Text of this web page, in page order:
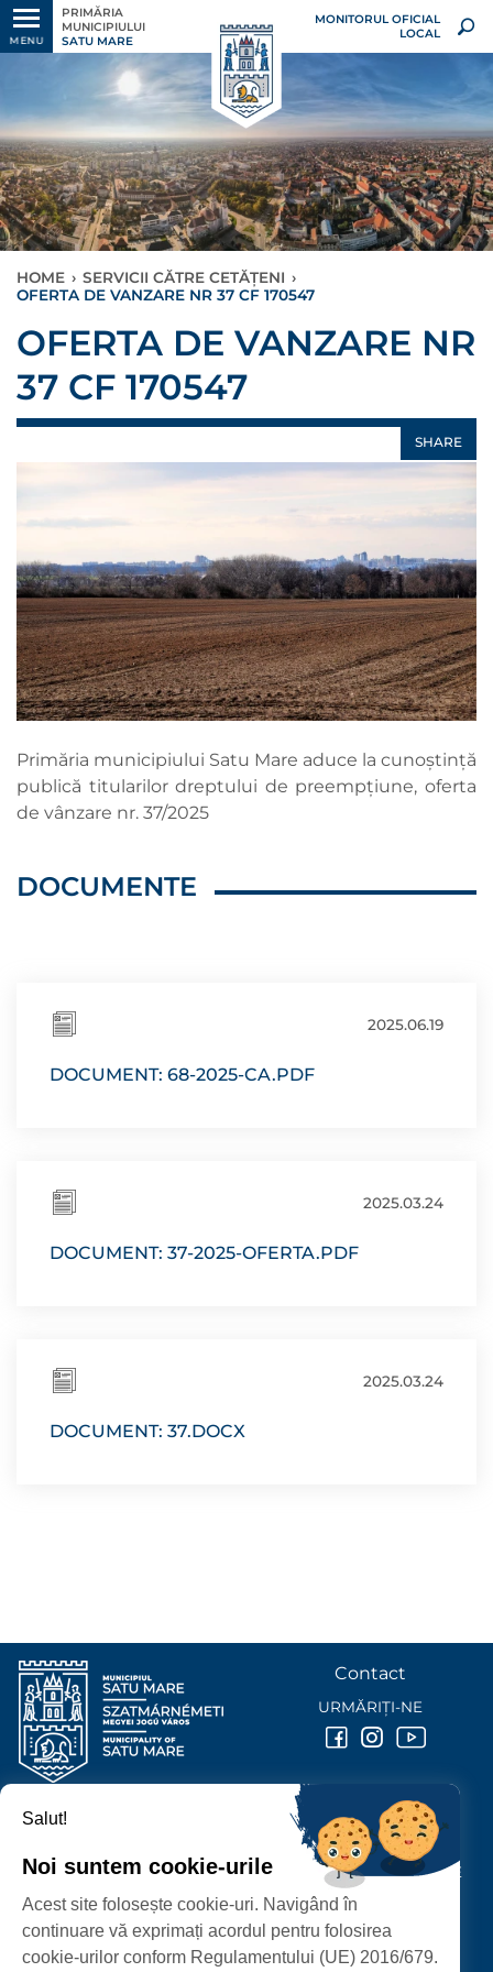
MENU
PRIMĂRIA
MUNICIPIULUI
SATU MARE
MONITORUL OFICIAL
LOCAL
HOME › SERVICII CĂTRE CETĂȚENI ›
OFERTA DE VANZARE NR 37 CF 170547
OFERTA DE VANZARE NR
37 CF 170547
SHARE
Primăria municipiului Satu Mare aduce la cunoștință
publică titularilor dreptului de preempțiune, oferta
de vânzare nr. 37/2025
DOCUMENTE
2025.06.19
DOCUMENT: 68-2025-CA.PDF
2025.03.24
DOCUMENT: 37-2025-OFERTA.PDF
2025.03.24
DOCUMENT: 37.DOCX
PROTECȚIA DATELOR PERSONALE
PRIMĂRIA MUNICIPIULUI
P-ȚA 25 OCTOMBRIE, NR. 1 CORP M, 440026 SATU MARE
Contact
URMĂRIȚI-NE
Salut!
Noi suntem cookie-urile
Acest site folosește cookie-uri. Navigând în
continuare vă exprimați acordul pentru folosirea
cookie-urilor conform Regulamentului (UE) 2016/679.